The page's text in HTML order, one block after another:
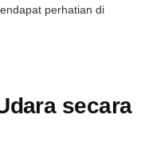
perhatian di
secara